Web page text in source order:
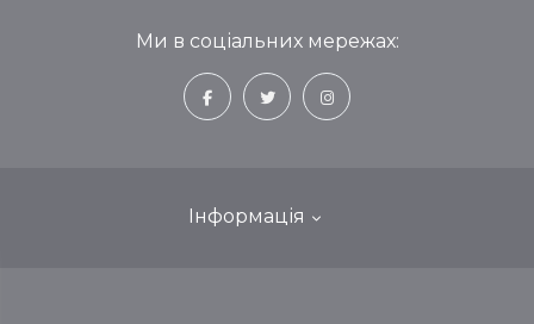
Інформація
Ми в соціальних мережах: